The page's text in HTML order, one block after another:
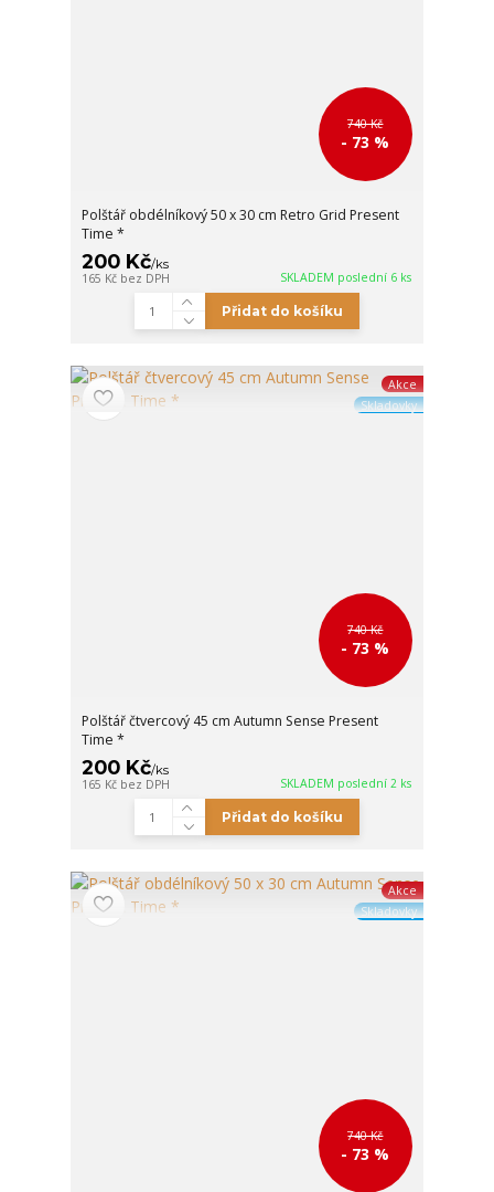
740 Kč
- 73 %
Polštář obdélníkový 50 x 30 cm Retro Grid Present
Time *
200 Kč/ks
165 Kč bez DPH SKLADEM poslední 6 ks
Přidat do košíku
Akce
Skladovky
740 Kč
- 73 %
Polštář čtvercový 45 cm Autumn Sense Present
Time *
200 Kč/ks
165 Kč bez DPH SKLADEM poslední 2 ks
Přidat do košíku
Akce
Skladovky
740 Kč
- 73 %